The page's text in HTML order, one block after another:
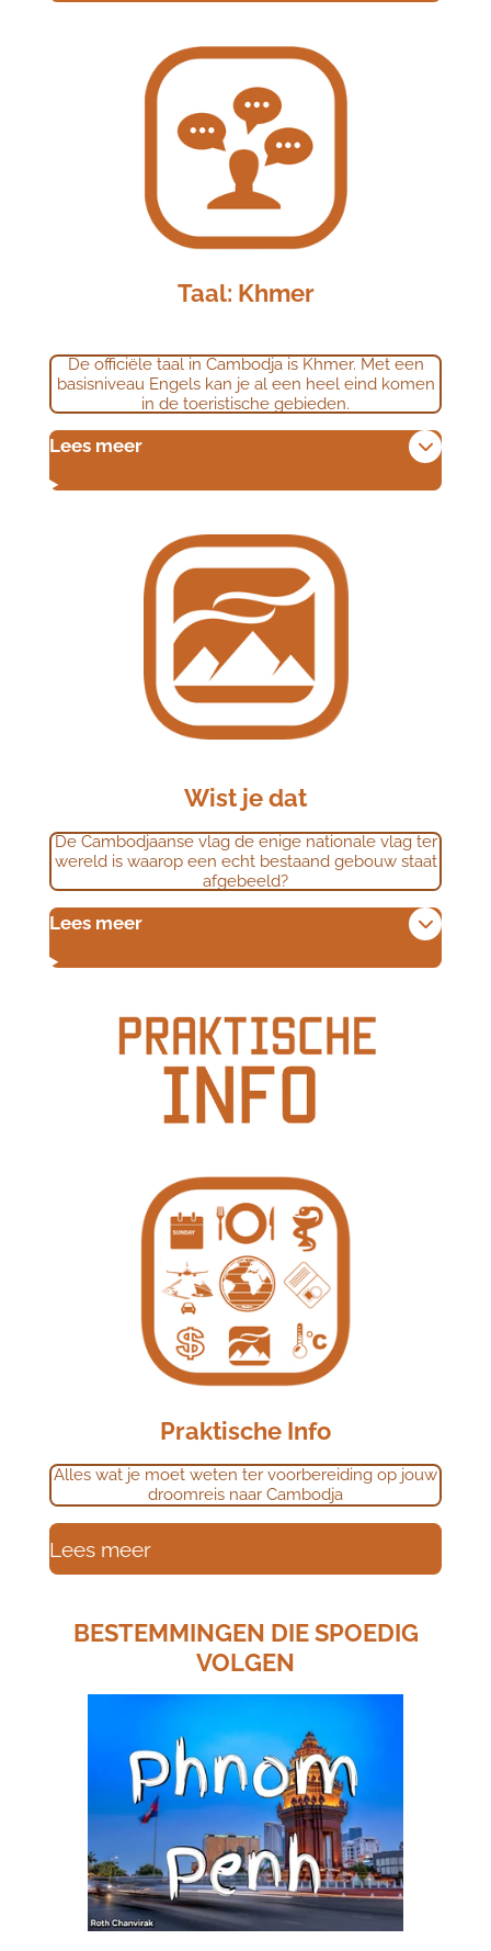
Taal: Khmer
De officiële taal in Cambodja is Khmer. Met een
basisniveau Engels kan je al een heel eind komen
in de toeristische gebieden.
Lees meer
Wist je dat
De Cambodjaanse vlag de enige nationale vlag ter
wereld is waarop een echt bestaand gebouw staat
afgebeeld?
Lees meer
Praktische Info
Alles wat je moet weten ter voorbereiding op jouw
droomreis naar Cambodja
Lees meer
BESTEMMINGEN DIE SPOEDIG
VOLGEN